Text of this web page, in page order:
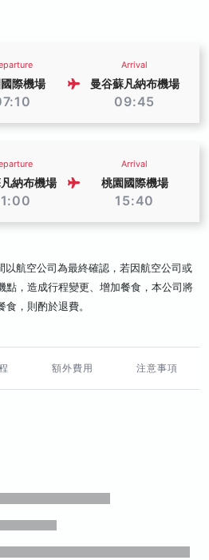
際機場
Arrival
曼谷蘇凡納布機場
09:45
納布機場
Arrival
桃園國際機場
15:40
航空公司為最終確認，若因航空公司或
點，造成行程變更、增加餐食，本公司將
，則酌於退費。
額外費用 注意事項